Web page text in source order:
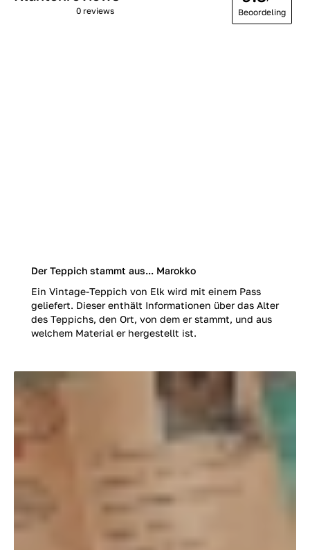
Der Teppich stammt aus... Marokko
Ein Vintage-Teppich von Elk wird mit einem Pass
geliefert. Dieser enthält Informationen über das Alter
des Teppichs, den Ort, von dem er stammt, und aus
welchem Material er hergestellt ist.
0 reviews Beoordeling